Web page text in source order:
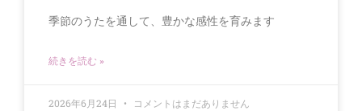
季節のうたを通して、豊かな感性を育みます
続きを読む »
2026年6月24日 コメントはまだありません